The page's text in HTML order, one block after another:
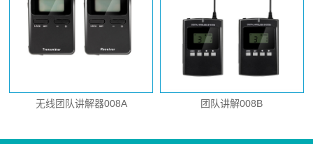
无线团队讲解器008A 团队讲解008B